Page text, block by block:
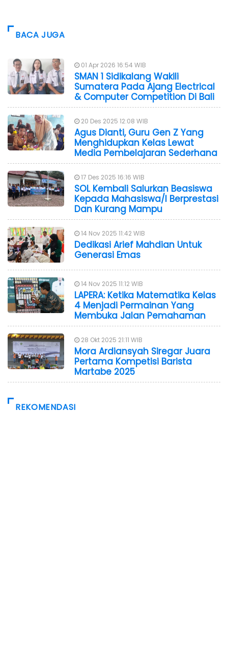
BACA JUGA
01 Apr 2026 16:54 WIB
SMAN 1 Sidikalang Wakili
Sumatera Pada Ajang Electrical
& Computer Competition Di Bali
20 Des 2025 12:08 WIB
Agus Dianti, Guru Gen Z Yang
Menghidupkan Kelas Lewat
Media Pembelajaran Sederhana
17 Des 2025 16:16 WIB
SOL Kembali Salurkan Beasiswa
Kepada Mahasiswa/i Berprestasi
Dan Kurang Mampu
14 Nov 2025 11:42 WIB
Dedikasi Arief Mahdian Untuk
Generasi Emas
14 Nov 2025 11:12 WIB
LAPERA: Ketika Matematika Kelas
4 Menjadi Permainan Yang
Membuka Jalan Pemahaman
28 Okt 2025 21:11 WIB
Mora Ardiansyah Siregar Juara
Pertama Kompetisi Barista
Martabe 2025
REKOMENDASI